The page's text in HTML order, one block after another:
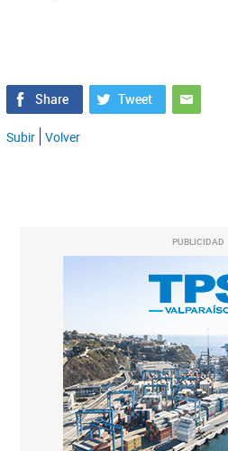
Subir Volver
PUBLICIDAD